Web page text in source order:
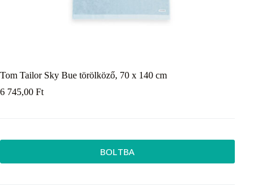
Tom Tailor Sky Bue törölköző, 70 x 140 cm
6 745,00 Ft
BOLTBA